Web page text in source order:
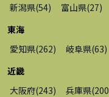
新潟県(54) 富山県(27)
東海
愛知県(262) 岐阜県(63)
近畿
大阪府(243) 兵庫県(200